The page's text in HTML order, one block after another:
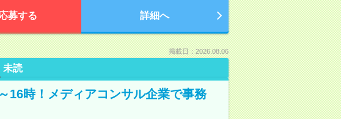
募する 詳細へ
掲載日：2026.08.06
未読
16時！メディアコンサル企業で事務